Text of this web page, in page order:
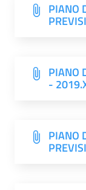
PIANO
PIANO
-
PIANO